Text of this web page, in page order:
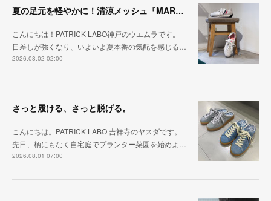
夏の足元を軽やかに！清涼メッシュ『MARATHON-ME2』
こんにちは！PATRICK LABO神戸のウエムラです。
日差しが強くなり、いよいよ夏本番の気配を感じる…
2026.08.02 02:00
さっと履ける、さっと脱げる。
こんにちは。PATRICK LABO 吉祥寺のヤスダです。
先日、柄にもなく自宅庭でプランター菜園を始めよ…
2026.08.01 07:00